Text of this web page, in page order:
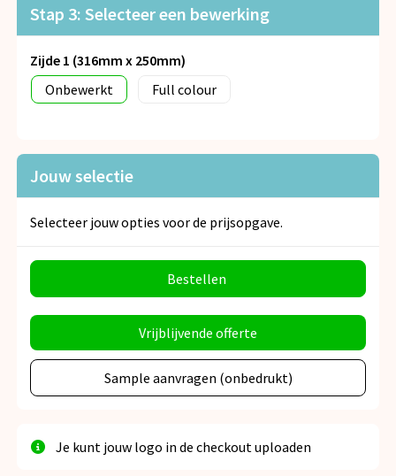
Stap 3: Selecteer een bewerking
Zijde 1 (316mm x 250mm)
Onbewerkt
Full colour
Jouw selectie
Selecteer jouw opties voor de prijsopgave.
Bestellen
Vrijblijvende offerte
Sample aanvragen (onbedrukt)
Je kunt jouw logo in de checkout uploaden